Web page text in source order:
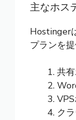
主なホス
Hostinger
プランを
共
ク